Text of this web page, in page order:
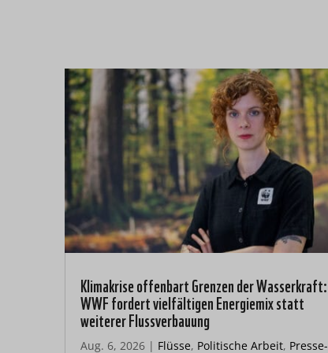
Klimakrise offenbart Grenzen der Wasserkraft:
WWF fordert vielfältigen Energiemix statt
weiterer Flussverbauung
Aug. 6, 2026 | Flüsse, Politische Arbeit, Presse-